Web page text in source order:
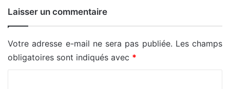
Laisser un commentaire
Votre adresse e-mail ne sera pas publiée. Les champs
obligatoires sont indiqués avec *